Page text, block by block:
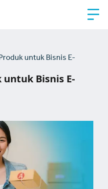
untuk Bisnis E-
Bisnis E-